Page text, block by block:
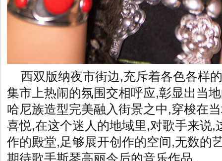
西双版纳夜市街边,充斥着各色各样
集市上热闹的氛围交相呼应,彰显出当
哈尼族造型完美融入街景之中,穿梭在
喜悦,在这个迷人的地域里,对歌手来说,
作的殿堂,足够展开创作的空间,无数的
期待歌手斯琴高丽今后的音乐作品。